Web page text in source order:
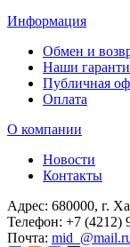
Информация
Обмен и
Наши
Публичная
Оплата
О компании
Новости
Контакты
Адрес: 680000, г.
Телефон: +7 (4212)
Почта: